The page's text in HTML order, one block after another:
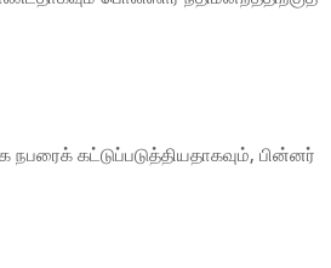
நபரைக் கட்டுப்படுத்தியதாகவும், பின்னர்